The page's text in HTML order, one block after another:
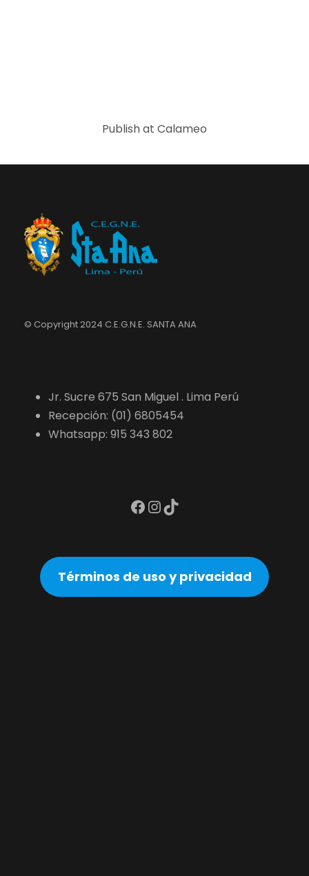
Publish at Calameo
© Copyright 2024 C.E.G.N.E. SANTA ANA
Jr. Sucre 675 San Miguel . Lima Perú
Recepción: (01) 6805454
Whatsapp: 915 343 802
Facebook InstagramTikTok
Términos de uso y privacidad